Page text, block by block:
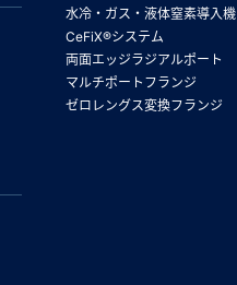
水冷・ガス・液体窒素導入機
CeFiX®システム
両面エッジラジアルポート
マルチポートフランジ
ゼロレングス変換フランジ